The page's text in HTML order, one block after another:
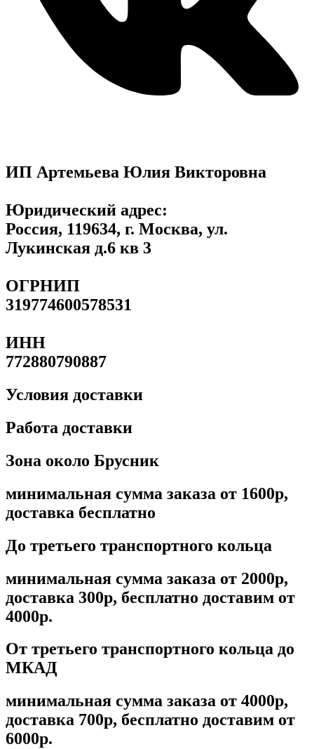
ИП Артемьева Юлия Викторовна
Юридический адрес:
Россия, 119634, г. Москва, ул.
Лукинская д.6 кв 3
ОГРНИП
319774600578531
ИНН
772880790887
Условия доставки
Работа доставки
Зона около Брусник
минимальная сумма заказа от 1600р,
доставка бесплатно
До третьего транспортного кольца
минимальная сумма заказа от 2000р,
доставка 300р, бесплатно доставим от
4000р.
От третьего транспортного кольца до
МКАД
минимальная сумма заказа от 4000р,
доставка 700р, бесплатно доставим от
6000р.